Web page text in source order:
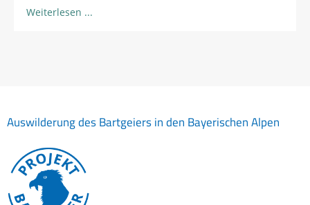
Weiterlesen
Auswilderung des Bartgeiers in den Bayerischen Alpen